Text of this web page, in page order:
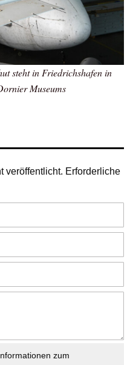
steht in Friedrichshafen in
Museums
veröffentlicht. Erforderliche
zum